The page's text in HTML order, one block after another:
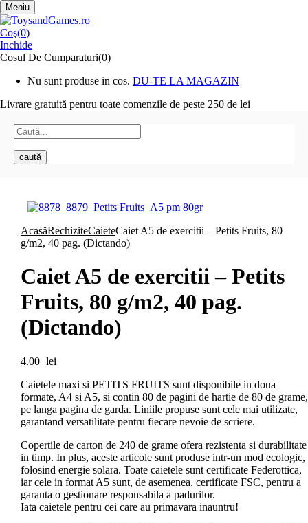
Meniu
Coş(0)
Inchide
Cosul De Cumparaturi(0)
Nu sunt produse in cos. DU-TE LA MAGAZIN
Livrare gratuită pentru toate comenzile de peste 250 de lei
caută
AcasăRechiziteCaieteCaiet A5 de exercitii – Petits Fruits, 80
g/m2, 40 pag. (Dictando)
Caiet A5 de exercitii – Petits
Fruits, 80 g/m2, 40 pag.
(Dictando)
4.00 lei
Caietele maxi si PETITS FRUITS sunt disponibile in doua
formate, A4 si A5, si contin 80 de pagini de hartie de 80 de grame,
pe langa pagina de garda. Liniile propuse sunt cele mai utilizate,
garantand versatilitate pentru fiecare nevoie de scriere.
Copertile de carton de 240 de grame ofera rezistenta si durabilitate
in timp. In plus, aceste articole sunt produse intr-un mod ecologic,
folosind energie solara. Toate caietele sunt certificate Federottica,
iar cele in format A5 sunt, de asemenea, certificate FSC, pentru a
garanta o gestionare responsabila a padurilor.
Iata caietele pentru cei care au primavara inauntru!